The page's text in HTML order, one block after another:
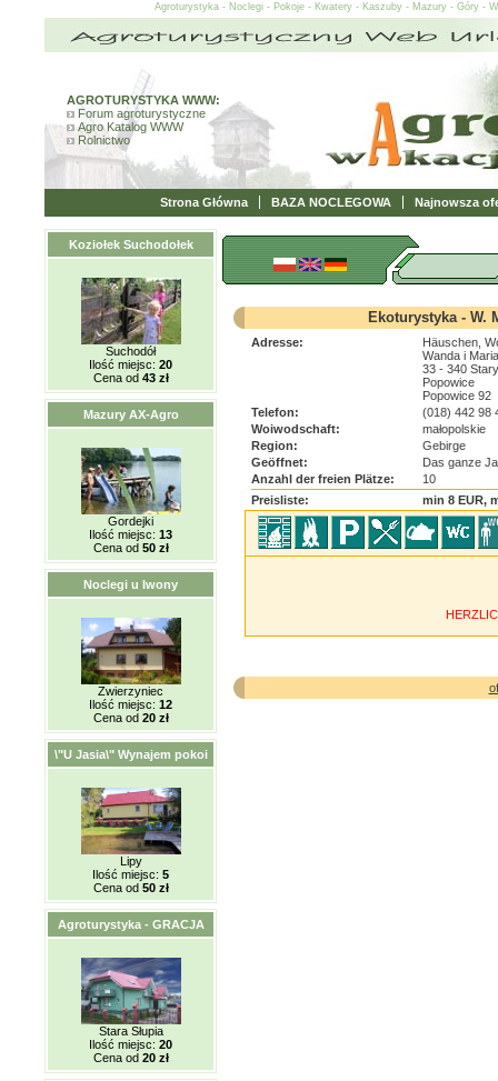
Agroturystyka - Noclegi - Pokoje - Kwatery - Kaszuby - Mazury - Góry -
AGROTURYSTYKA WWW:
Forum agroturystyczne
Agro Katalog WWW
Rolnictwo
Strona Główna BAZA NOCLEGOWA Najnowsza
Koziołek Suchodołek
Suchodół
Ilość miejsc: 20
Cena od 43 zł
Mazury AX-Agro
Gordejki
Ilość miejsc: 13
Cena od 50 zł
Noclegi u Iwony
Zwierzyniec
Ilość miejsc: 12
Cena od 20 zł
\"U Jasia\" Wynajem pokoi
Lipy
Ilość miejsc: 5
Cena od 50 zł
Agroturystyka - GRACJA
Stara Słupia
Ilość miejsc: 20
Cena od 20 zł
Ekoturystyka - W.
Adresse:
Häuschen,
Wanda i
33 - 340
Popowice
Popowice 92
Telefon:
(018) 442 98
Woiwodschaft:
małopolskie
Region:
Gebirge
Geöffnet:
Das ganze
Anzahl der freien Plätze:
10
Preisliste:
min 8 EUR,